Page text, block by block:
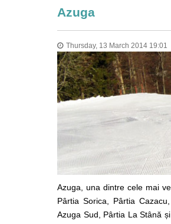
Azuga
Thursday, 13 March 2014 19:01
Azuga, una dintre cele mai
Pârtia Sorica, Pârtia
Azuga Sud, Pârtia La Stână